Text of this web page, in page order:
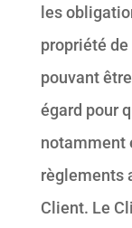
les
propriété
pouvant
égard pour
notamment
règlements
Client. Le